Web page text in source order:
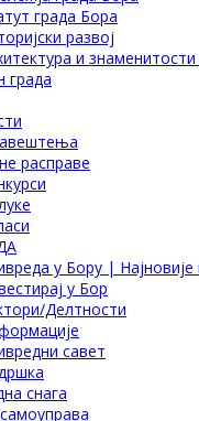
града Бора
развој
и
града
расправе
у Бору | Најновије
у Бор
Делтности
савет
снага